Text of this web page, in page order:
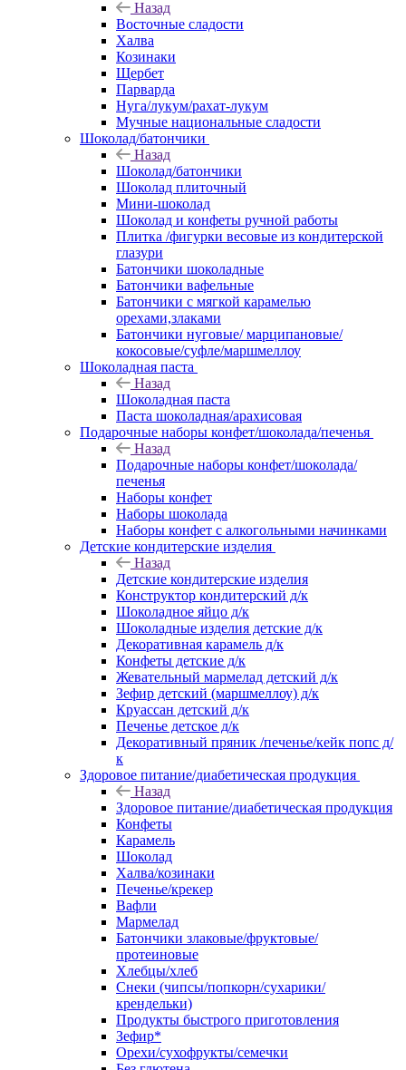
Назад
Восточные сладости
Халва
Козинаки
Щербет
Парварда
Нуга/лукум/рахат-лукум
Мучные национальные сладости
Шоколад/батончики
Назад
Шоколад/батончики
Шоколад плиточный
Мини-шоколад
Шоколад и конфеты ручной работы
Плитка /фигурки весовые из кондитерской
глазури
Батончики шоколадные
Батончики вафельные
Батончики с мягкой карамелью
орехами,злаками
Батончики нуговые/ марципановые/
кокосовые/суфле/маршмеллоу
Шоколадная паста
Назад
Шоколадная паста
Паста шоколадная/арахисовая
Подарочные наборы конфет/шоколада/печенья
Назад
Подарочные наборы конфет/шоколада/
печенья
Наборы конфет
Наборы шоколада
Наборы конфет с алкогольными начинками
Детские кондитерские изделия
Назад
Детские кондитерские изделия
Конструктор кондитерский д/к
Шоколадное яйцо д/к
Шоколадные изделия детские д/к
Декоративная карамель д/к
Конфеты детские д/к
Жевательный мармелад детский д/к
Зефир детский (маршмеллоу) д/к
Круассан детский д/к
Печенье детское д/к
Декоративный пряник /печенье/кейк попс д/
к
Здоровое питание/диабетическая продукция
Назад
Здоровое питание/диабетическая продукция
Конфеты
Карамель
Шоколад
Халва/козинаки
Печенье/крекер
Вафли
Мармелад
Батончики злаковые/фруктовые/
протеиновые
Хлебцы/хлеб
Снеки (чипсы/попкорн/сухарики/
крендельки)
Продукты быстрого приготовления
Зефир*
Орехи/сухофрукты/семечки